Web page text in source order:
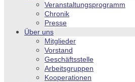
Veranstaltungsprogramm
Chronik
Presse
Über uns
Mitglieder
Vorstand
Geschäftsstelle
Arbeitsgruppen
Kooperationen